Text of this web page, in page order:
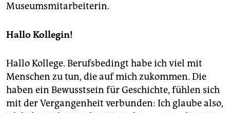
Museumsmitarbeiterin.
Hallo Kollegin!
Hallo Kollege. Berufsbedingt habe ich viel mit
Menschen zu tun, die auf mich zukommen. Die
haben ein Bewusstsein für Geschichte, fühlen sich
mit der Vergangenheit verbunden: Ich glaube also,